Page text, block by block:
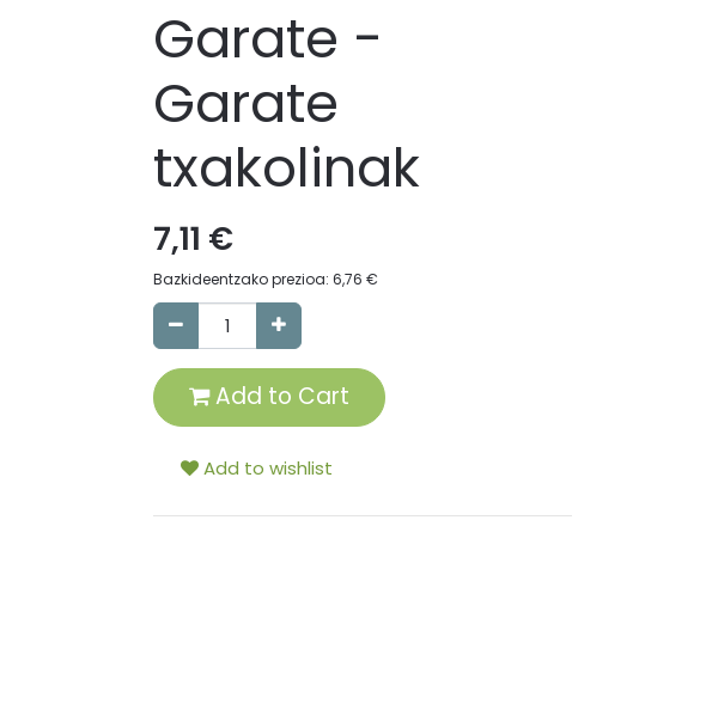
Garate -
Garate
txakolinak
7,11 €
Bazkideentzako prezioa: 6,76 €
Add to Cart
Add to wishlist